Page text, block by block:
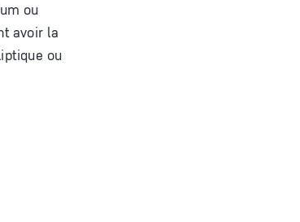
ou
avoir la
ou